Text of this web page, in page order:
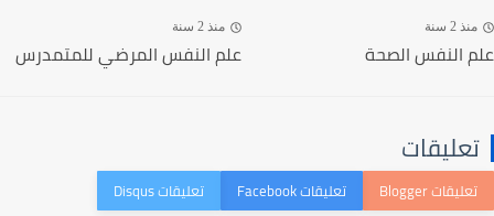
منذ 2 سنة
علم النفس الصحة
منذ 2 سنة
علم النفس المرضي للمتمدرس
تعليقات